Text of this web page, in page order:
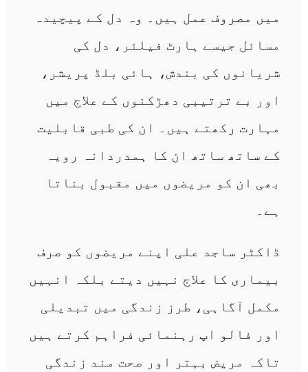
میں مصروف عمل ہیں۔ وہ دل کے پیچیدہ
مسائل جیسے ہارٹ فیلئر، دل کی
شریانوں کی بندش، ہائی بلڈ پریشر،
اور بے ترتیبی دھڑکنوں کے علاج میں
مہارت رکھتے ہیں۔ ان کی طبی قابلیت
کے ساتھ ساتھ ان کا ہمدردانہ رویہ
بھی ان کو مریضوں میں مقبول بناتا
ہے۔
ڈاکٹر ساجد علی اپنے مریضوں کو صرف
بیماری کا علاج نہیں دیتے بلکہ انہیں
مکمل آگاہی، طرز زندگی میں تبدیلی
اور فالو اپ رہنمائی فراہم کرتے ہیں
تاکہ مریض بہتر اور صحت مند زندگی